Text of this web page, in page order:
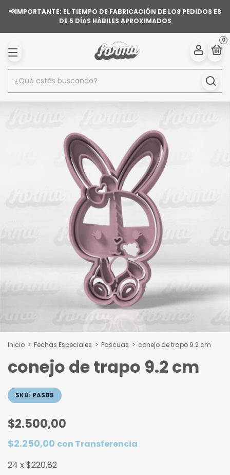
📢IMPORTANTE: EL TIEMPO DE FABRICACIÓN DE LOS PEDIDOS ES
DE 5 DÍAS HÁBILES APROXIMADOS
0
Inicio > Fechas Especiales > Pascuas > conejo de trapo 9.2 cm
conejo de trapo 9.2 cm
SKU: PAS05
$2.500,00
$2.250,00 con Transferencia
24 x$220,82